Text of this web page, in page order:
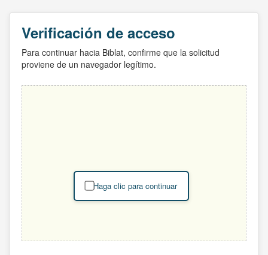
Verificación de acceso
Para continuar hacia Biblat, confirme que la solicitud
proviene de un navegador legítimo.
Haga clic para continuar